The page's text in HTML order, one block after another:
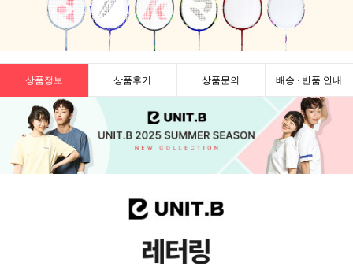
상품정보 상품후기 상품문의 배송 · 반품 안내